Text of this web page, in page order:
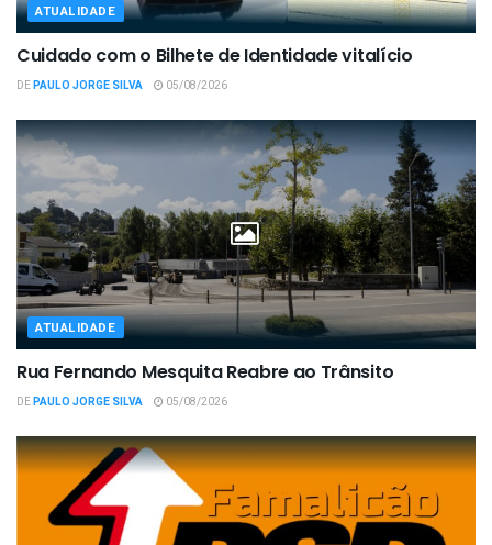
ATUALIDADE
Cuidado com o Bilhete de Identidade vitalício
DEPAULO JORGE SILVA 05/08/2026
ATUALIDADE
Rua Fernando Mesquita Reabre ao Trânsito
DEPAULO JORGE SILVA 05/08/2026